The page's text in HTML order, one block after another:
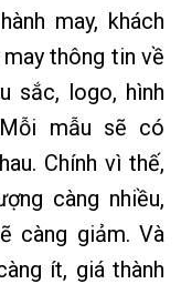
may, khách
thông tin về
sắc, logo, hình
mẫu sẽ có
Chính vì thế,
càng nhiều,
càng giảm. Và
ít, giá thành